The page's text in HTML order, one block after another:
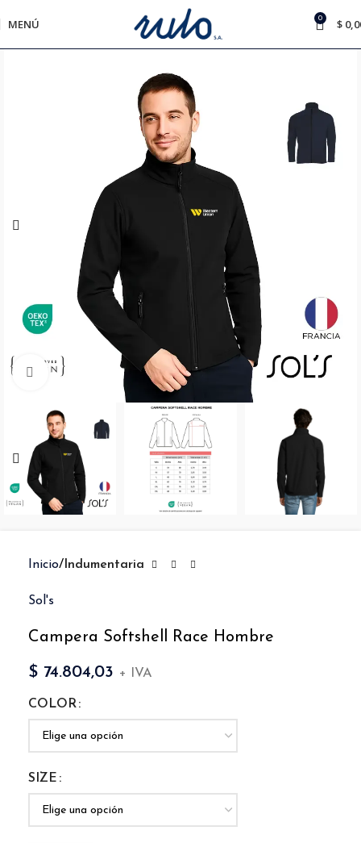
MENÚ 0 $
Clic para ampliar
Inicio Indumentaria
Sol's
Campera Softshell Race Hombre
$ 74.804,03 + IVA
COLOR
SIZE